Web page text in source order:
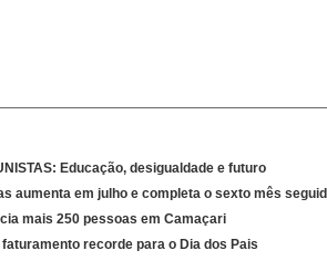
Educação, desigualdade e futuro
aumenta em julho e completa o sexto mês
mais 250 pessoas em Camaçari
recorde para o Dia dos Pais